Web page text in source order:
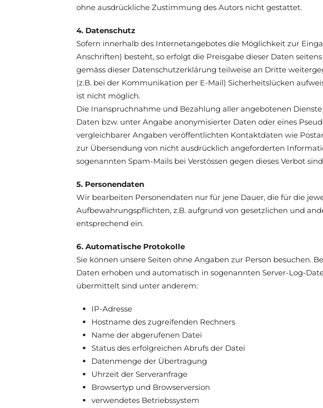
ohne ausdrückliche Zustimmung des Autors nicht gestattet.
4. Datenschutz
Sofern innerhalb des Internetangebotes die Möglichkeit zur
Anschriften) besteht, so erfolgt die Preisgabe dieser Daten
gemäss dieser Datenschutzerklärung teilweise an Dritte
(z.B. bei der Kommunikation per E-Mail) Sicherheitslücken
ist nicht möglich.
Die Inanspruchnahme und Bezahlung aller angebotenen
Daten bzw. unter Angabe anonymisierter Daten oder eines
vergleichbarer Angaben veröffentlichten Kontaktdaten wie
zur Übersendung von nicht ausdrücklich angeforderten
sogenannten Spam-Mails bei Verstössen gegen dieses Verbot
5. Personendaten
Wir bearbeiten Personendaten nur für jene Dauer, die für die
Aufbewahrungspflichten, z.B. aufgrund von gesetzlichen und
entsprechend ein.
6. Automatische Protokolle
Sie können unsere Seiten ohne Angaben zur Person besuchen.
Daten erhoben und automatisch in sogenannten Server-Log-
übermittelt sind unter anderem:
IP-Adresse
Hostname des zugreifenden Rechners
Name der abgerufenen Datei
Status des erfolgreichen Abrufs der Datei
Datenmenge der Übertragung
Uhrzeit der Serveranfrage
Browsertyp und Browserversion
verwendetes Betriebssystem